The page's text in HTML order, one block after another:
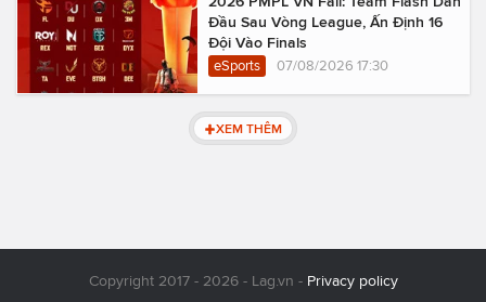
Đầu Sau Vòng League, Ấn Định 16
Đội Vào Finals
eSports 07/08/2026 17:30
XEM THÊM
Copyright 2017 - 2026 - Lag.vn - Privacy policy